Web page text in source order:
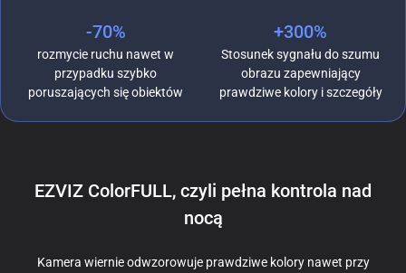
-70%
rozmycie ruchu nawet w
przypadku szybko
poruszających się obiektów
+300%
Stosunek sygnału do szumu
obrazu zapewniający
prawdziwe kolory i szczegóły
EZVIZ ColorFULL, czyli pełna kontrola nad
nocą
Kamera wiernie odwzorowuje prawdziwe kolory nawet przy